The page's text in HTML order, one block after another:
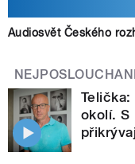
Audiosvět Českého
okolí. S